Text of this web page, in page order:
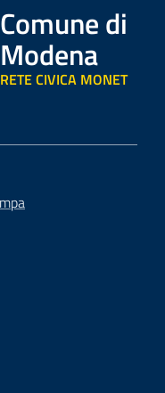
Comune di
Modena
RETE CIVICA MONET